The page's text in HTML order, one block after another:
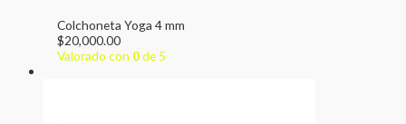
Colchoneta Yoga 4 mm
$20,000.00
Valorado con 0de 5